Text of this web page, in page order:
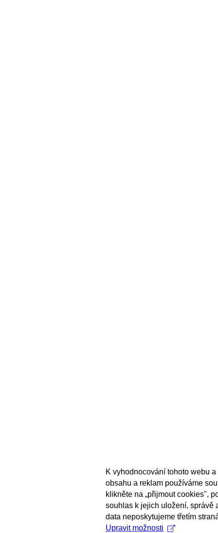
K vyhodnocování tohoto webu
obsahu a reklam používáme
klikněte na „přijmout cookies",
souhlas k jejich uložení, správě
data neposkytujeme třetím
Upravit možnosti